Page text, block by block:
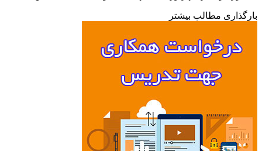
مطالب بیشتر